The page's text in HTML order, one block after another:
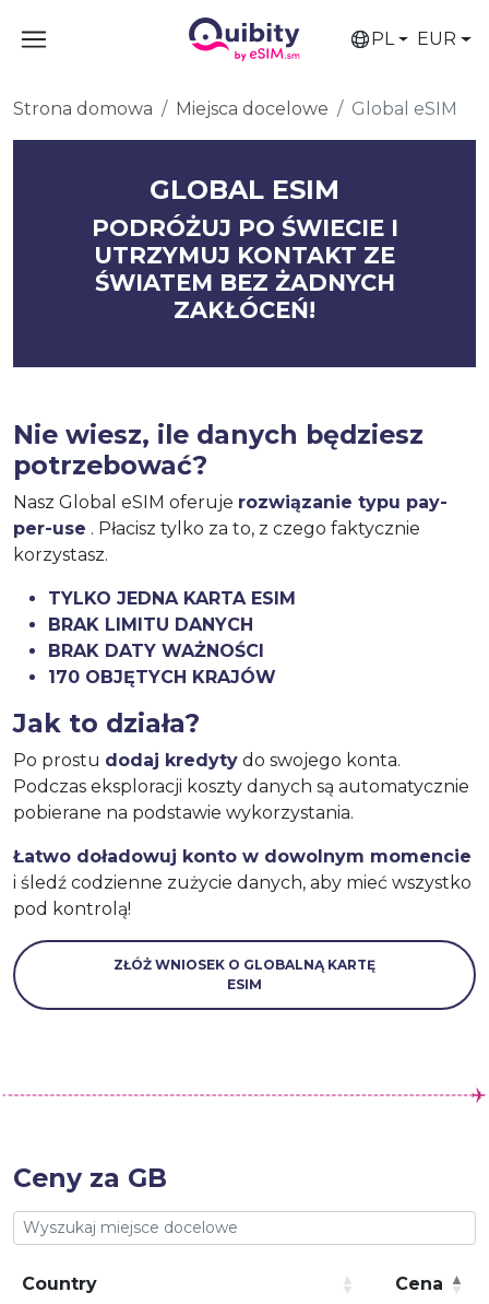
PL EUR
Strona domowa Miejsca docelowe Global eSIM
GLOBAL ESIM
PODRÓŻUJ PO ŚWIECIE I
UTRZYMUJ KONTAKT ZE
ŚWIATEM BEZ ŻADNYCH
ZAKŁÓCEŃ!
Nie wiesz, ile danych będziesz
potrzebować?
Nasz Global eSIM oferuje rozwiązanie typu pay-
per-use . Płacisz tylko za to, z czego faktycznie
korzystasz.
TYLKO JEDNA KARTA ESIM
BRAK LIMITU DANYCH
BRAK DATY WAŻNOŚCI
170 OBJĘTYCH KRAJÓW
Jak to działa?
Po prostu dodaj kredyty do swojego konta.
Podczas eksploracji koszty danych są automatycznie
pobierane na podstawie wykorzystania.
Łatwo doładowuj konto w dowolnym momencie
i śledź codzienne zużycie danych, aby mieć wszystko
pod kontrolą!
ZŁÓŻ WNIOSEK O GLOBALNĄ KARTĘ
ESIM
Ceny za GB
Country
Cena